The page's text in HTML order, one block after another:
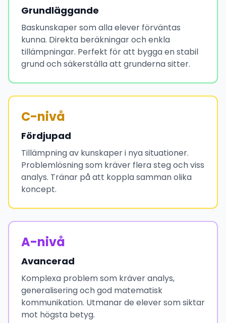
Grundläggande
Baskunskaper som alla elever förväntas
kunna. Direkta beräkningar och enkla
tillämpningar. Perfekt för att bygga en stabil
grund och säkerställa att grunderna sitter.
C-nivå
Fördjupad
Tillämpning av kunskaper i nya situationer.
Problemlösning som kräver flera steg och viss
analys. Tränar på att koppla samman olika
koncept.
A-nivå
Avancerad
Komplexa problem som kräver analys,
generalisering och god matematisk
kommunikation. Utmanar de elever som siktar
mot högsta betyg.